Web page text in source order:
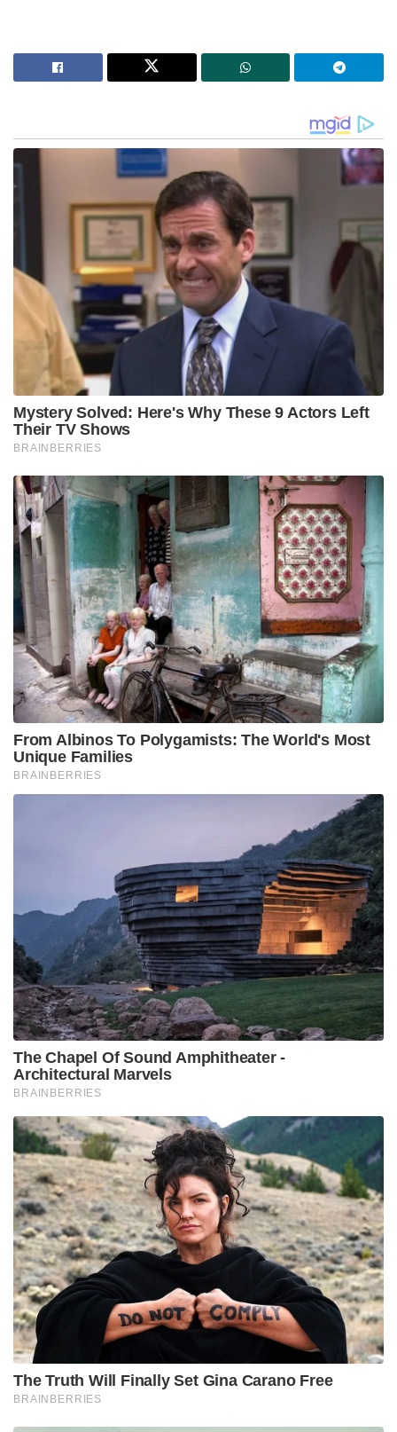
പ്രതിമാസ ശമ്പളം 1,00,000 ൽ നിന്ന് 1,24,000 ആയാണ്
വർദ്ധിപ്പിച്ചിരിക്കുന്നത്. ഡെയിലി ബത്ത 2000 രൂപയിൽ
നിന്നും 2500 രൂപയായും വർദ്ധിപ്പിച്ചു. മുൻ പാർലമെന്റ്
അംഗങ്ങളുടെ പെൻഷൻ പ്രതിമാസം 25,000 രൂപയിൽ
നിന്ന് 31,000 രൂപയായി വർദ്ധിപ്പിച്ചു .
അഞ്ച് വർഷത്തിലധികമുള്ള ഓരോ വർഷത്തെ
സേവനത്തിനും പ്രതിമാസം ലഭിക്കുന്ന അധിക
പെൻഷൻ 2,000 രൂപയിൽ നിന്ന് 2,500 രൂപയായും
വർദ്ധിപ്പിച്ചിട്ടുണ്ട്.
1961 ലെ ആദായനികുതി നിയമത്തിൽ
വ്യക്തമാക്കിയിട്ടുള്ള ചെലവ് പണപ്പെരുപ്പ സൂചികയെ
അടിസ്ഥാനമാക്കിയാണ് കേന്ദ്രസർക്കാർ
എംപിമാരുടെ ശമ്പള വർദ്ധനവ് പ്രഖ്യാപിച്ചിട്ടുള്ളത്.
എംപിമാർക്കും മുൻ എംപിമാർക്കും സാമ്പത്തിക
ആനുകൂല്യങ്ങൾ നൽകുന്ന ചെലവ് പണപ്പെരുപ്പ
സൂചികയുടെ അടിസ്ഥാനത്തിലാണ് സർക്കാരിന്റെ
ഈ തീരുമാനം.
Tags: Salary Hike
Parliament Members
Indian MP's salary